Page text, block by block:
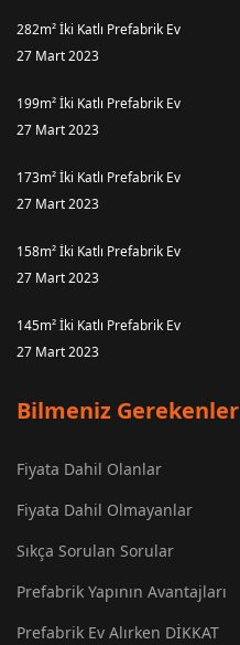
282m² İki Katlı Prefabrik Ev
27 Mart 2023
199m² İki Katlı Prefabrik Ev
27 Mart 2023
173m² İki Katlı Prefabrik Ev
27 Mart 2023
158m² İki Katlı Prefabrik Ev
27 Mart 2023
145m² İki Katlı Prefabrik Ev
27 Mart 2023
Bilmeniz Gerekenler
Fiyata Dahil Olanlar
Fiyata Dahil Olmayanlar
Sıkça Sorulan Sorular
Prefabrik Yapının Avantajları
Prefabrik Ev Alırken DİKKAT